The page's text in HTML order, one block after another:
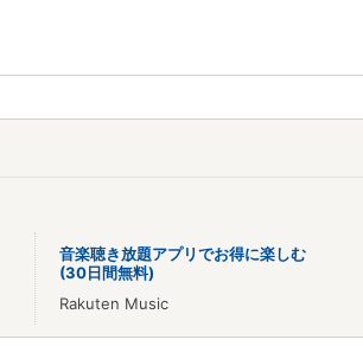
音楽聴き放題アプリでお得に楽しむ
(30日間無料)
Rakuten Music